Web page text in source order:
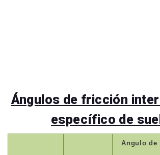
Ángulos de fricción
específico de
Angulo de